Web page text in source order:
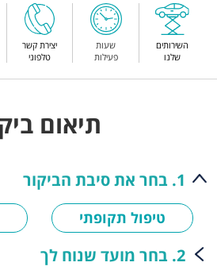
השירותים
שלנו
שעות
פעילות
יצירת קשר
טלפוני
תיאום
1. בחר את סיבת הביקור
טיפול תקופתי
2. בחר מועד שנוח לך